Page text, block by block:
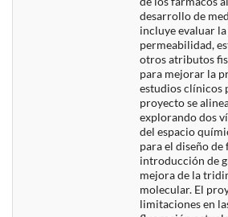
desarrollo de
incluye evaluar
permeabilidad,
otros atributos
para mejorar la
estudios clínicos
proyecto se
explorando dos
del espacio
para el diseño de
introducción de
mejora de la
molecular. El
limitaciones en